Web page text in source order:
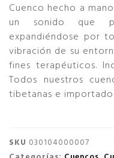
Cuenco hecho a
un sonido que
expandiéndose por
vibración de su
fines terapéuticos.
Todos nuestros
tibetanas e
SKU 030104000007